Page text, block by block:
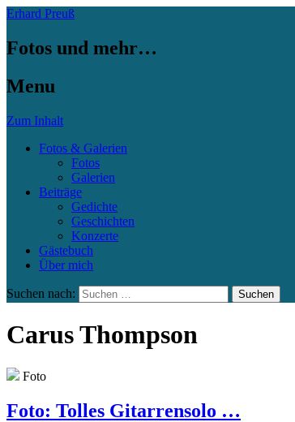
Erhard Preuß
Fotos und mehr…
Menu
Zum Inhalt
Fotos & Galerien
Fotos
Galerien
Beiträge
Gedichte
Geschichten
Konzerte
Gästebuch
Über mich
Suchen nach:
Carus Thompson
Foto
Foto: Tolles Gitarrensolo …